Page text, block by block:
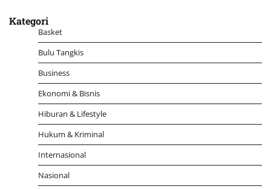
Kategori
Basket
Bulu Tangkis
Business
Ekonomi & Bisnis
Hiburan & Lifestyle
Hukum & Kriminal
Internasional
Nasional